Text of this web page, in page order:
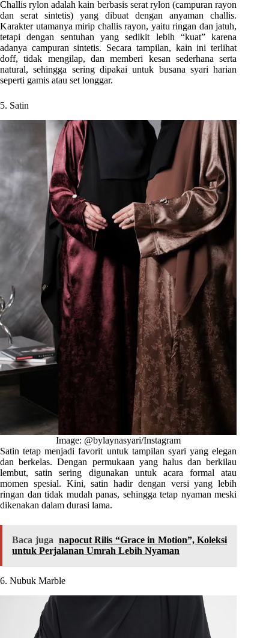
Challis rylon adalah kain berbasis serat rylon (campuran rayon
dan serat sintetis) yang dibuat dengan anyaman challis.
Karakter utamanya mirip challis rayon, yaitu ringan dan jatuh,
tetapi dengan sentuhan yang sedikit lebih “kuat” karena
adanya campuran sintetis. Secara tampilan, kain ini terlihat
doff, tidak mengilap, dan memberi kesan sederhana serta
natural, sehingga sering dipakai untuk busana syari harian
seperti gamis atau set longgar.
5. Satin
Image: @bylaynasyari/Instagram
Satin tetap menjadi favorit untuk tampilan syari yang elegan
dan berkelas. Dengan permukaan yang halus dan berkilau
lembut, satin sering digunakan untuk acara formal atau
momen spesial. Kini, satin hadir dengan versi yang lebih
ringan dan tidak mudah panas, sehingga tetap nyaman meski
dikenakan dalam durasi lama.
Baca juga napocut Rilis “Grace in Motion”, Koleksi
untuk Perjalanan Umrah Lebih Nyaman
6. Nubuk Marble